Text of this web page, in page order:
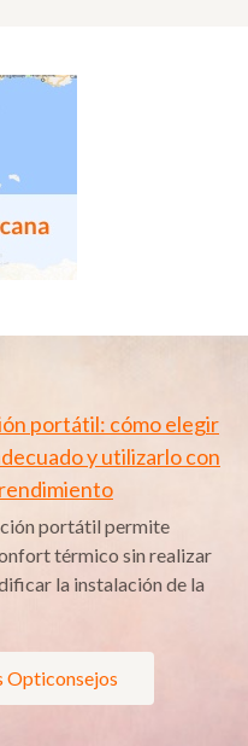
portátil: cómo elegir
y utilizarlo con
portátil permite
térmico sin realizar
la instalación de la
Opticonsejos